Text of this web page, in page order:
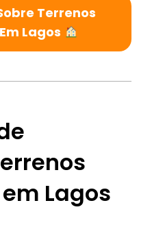
Terrenos
Lagos
Lagos